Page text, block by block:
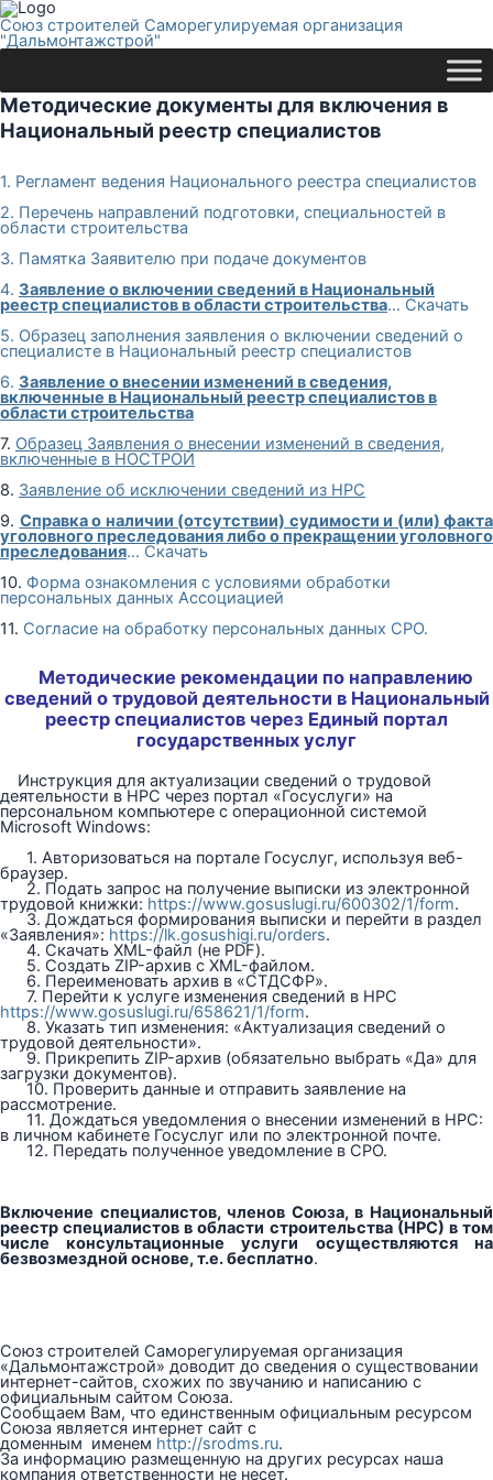
Союз строителей Саморегулируемая организация
"Дальмонтажстрой"
Методические документы для включения в
Национальный реестр специалистов
1. Регламент ведения Национального реестра специалистов
2. Перечень направлений подготовки, специальностей в
области строительства
3. Памятка Заявителю при подаче документов
4. Заявление о включении сведений в Национальный
реестр специалистов в области строительства… Скачать
5. Образец заполнения заявления о включении сведений о
специалисте в Национальный реестр специалистов
6. Заявление о внесении изменений в сведения,
включенные в Национальный реестр специалистов в
области строительства
7. Образец Заявления о внесении изменений в сведения,
включенные в НОСТРОЙ
8. Заявление об исключении сведений из НРС
9. Справка о наличии (отсутствии) судимости и (или) факта
уголовного преследования либо о прекращении уголовного
преследования… Скачать
10. Форма ознакомления с условиями обработки
персональных данных Ассоциацией
11. Согласие на обработку персональных данных СРО.
Методические рекомендации по направлению
сведений о трудовой деятельности в Национальный
реестр специалистов через Единый портал
государственных услуг
Инструкция для актуализации сведений о трудовой
деятельности в НРС через портал «Госуслуги» на
персональном компьютере с операционной системой
Microsoft Windows:
1. Авторизоваться на портале Госуслуг, используя веб-
браузер.
2. Подать запрос на получение выписки из электронной
трудовой книжки: https://www.gosuslugi.ru/600302/1/form.
3. Дождаться формирования выписки и перейти в раздел
«Заявления»: https://lk.gosushigi.ru/orders.
4. Скачать XML-файл (не PDF).
5. Создать ZIP-архив с XML-файлом.
6. Переименовать архив в «СТДСФР».
7. Перейти к услуге изменения сведений в НРС
https://www.gosuslugi.ru/658621/1/form.
8. Указать тип изменения: «Актуализация сведений о
трудовой деятельности».
9. Прикрепить ZIP-архив (обязательно выбрать «Да» для
загрузки документов).
10. Проверить данные и отправить заявление на
рассмотрение.
11. Дождаться уведомления о внесении изменений в НРС:
в личном кабинете Госуслуг или по электронной почте.
12. Передать полученное уведомление в СРО.
Включение специалистов, членов Союза, в Национальный
реестр специалистов в области строительства (НРС) в том
числе консультационные услуги осуществляются на
безвозмездной основе, т.е. бесплатно.
Союз строителей Саморегулируемая организация
«Дальмонтажстрой» доводит до сведения о существовании
интернет-сайтов, схожих по звучанию и написанию с
официальным сайтом Союза.
Сообщаем Вам, что единственным официальным ресурсом
Союза является интернет сайт с
доменным именем http://srodms.ru.
За информацию размещенную на других ресурсах наша
компания ответственности не несет.